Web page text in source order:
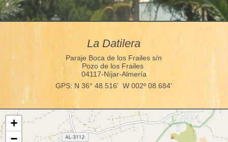
La Datilera
Paraje Boca de los Frailes s/n
Pozo de los Frailes
04117-Níjar-Almería
GPS: N 36° 48.516’ W 002º 08.684’
+
−